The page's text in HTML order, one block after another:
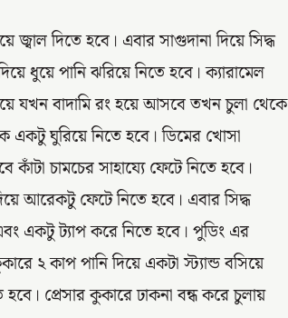
দিতে হবে। এবার সাগুদানা দিয়ে সিদ্ধ
ধুয়ে পানি ঝরিয়ে নিতে হবে। ক্যারামেল
যখন বাদামি রং হয়ে আসবে তখন চুলা থেকে
একটু ঘুরিয়ে নিতে হবে। ডিমের খোসা
চামচের সাহায্যে ফেটে নিতে হবে।
আরেকটু ফেটে নিতে হবে। এবার সিদ্ধ
একটু ট্যাপ করে নিতে হবে। পুডিং এর
২ কাপ পানি দিয়ে একটা স্ট্যান্ড বসিয়ে
প্রেসার কুকারে ঢাকনা বন্ধ করে চুলায়